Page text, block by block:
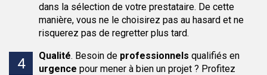
dans la sélection de votre prestataire. De cette
manière, vous ne le choisirez pas au hasard et ne
risquerez pas de regretter plus tard.
Qualité. Besoin de professionnels qualifiés en
urgence pour mener à bien un projet ? Profitez